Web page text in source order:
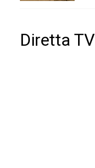
Diretta TV